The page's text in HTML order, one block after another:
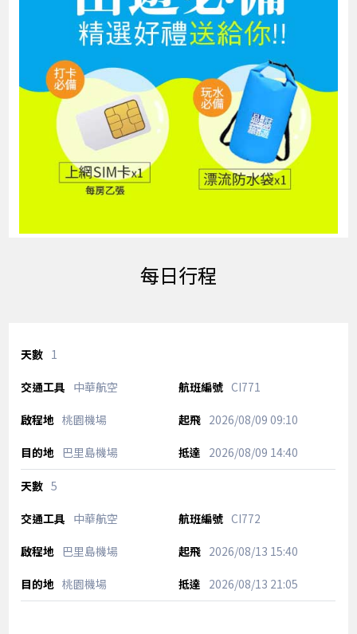
每日行程
1
中華航空 CI771
桃園機場 2026/08/09 09:10
巴里島機場 2026/08/09 14:40
5
中華航空 CI772
巴里島機場 2026/08/13 15:40
桃園機場 2026/08/13 21:05